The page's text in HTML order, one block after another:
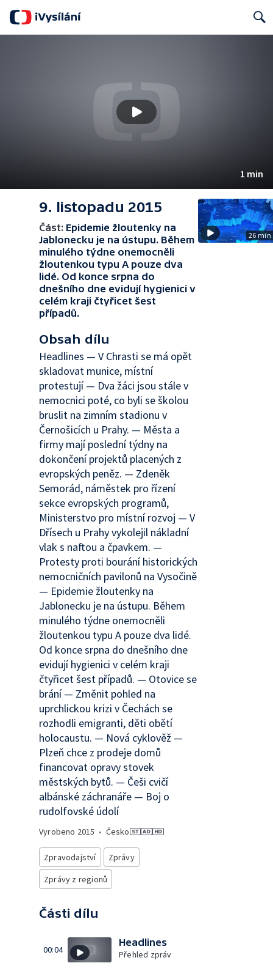
1 min
9. listopadu 2015
Část: Epidemie žloutenky na
Jablonecku je na ústupu. Během
minulého týdne onemocněli
žloutenkou typu A pouze dva
lidé. Od konce srpna do
dnešního dne evidují hygienici v
celém kraji čtyřicet šest
případů.
Obsah dílu
Headlines — V Chrasti se má opět
skladovat munice, místní
protestují — Dva žáci jsou stále v
nemocnici poté, co byli se školou
bruslit na zimním stadionu v
Černošicích u Prahy. — Města a
firmy mají poslední týdny na
dokončení projektů placených z
evropských peněz. — Zdeněk
Semorád, náměstek pro řízení
sekce evropských programů,
Ministerstvo pro místní rozvoj — V
Dřísech u Prahy vykolejil nákladní
vlak s naftou a čpavkem. —
Protesty proti bourání historických
nemocničních pavilonů na Vysočině
— Epidemie žloutenky na
Jablonecku je na ústupu. Během
minulého týdne onemocněli
žloutenkou typu A pouze dva lidé.
Od konce srpna do dnešního dne
evidují hygienici v celém kraji
čtyřicet šest případů. — Otovice se
brání — Změnit pohled na
uprchlickou krizi v Čechách se
rozhodli emigranti, děti obětí
holocaustu. — Nová cyklověž —
Plzeň chce z prodeje domů
financovat opravy stovek
městských bytů. — Češi cvičí
albánské záchranáře — Boj o
rudolfovské údolí
Vyrobeno 2015 • Česko
Zpravodajství
Zprávy
Zprávy z regionů
Části dílu
00:04
Headlines
Přehled zpráv
26 min